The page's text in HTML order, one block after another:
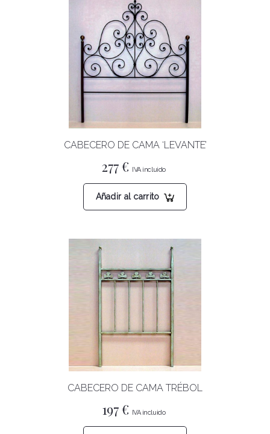
CABECERO DE CAMA ‘LEVANTE’
277€
Añadir al carrito
CABECERO DE CAMA TRÉBOL
197€